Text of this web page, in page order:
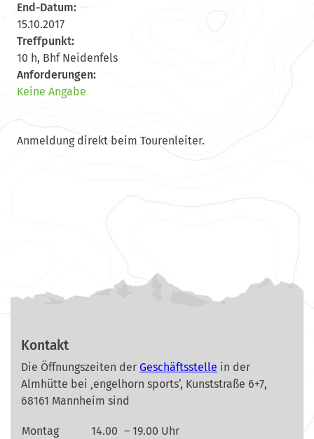
End-Datum:
15.10.2017
Treffpunkt:
10 h, Bhf Neidenfels
Anforderungen:
Keine Angabe
Anmeldung direkt beim Tourenleiter.
Kontakt
Die Öffnungszeiten der Geschäftsstelle in der
Almhütte bei ‚engelhorn sports‘, Kunststraße 6+7,
68161 Mannheim sind
Montag 14.00 – 19.00 Uhr